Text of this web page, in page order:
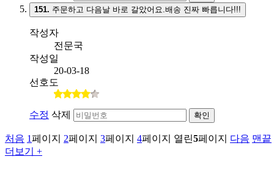
151. 주문하고 다음날 바로 갈았어요.배송 진짜 빠릅니다!!!
작성자
전문국
작성일
20-03-18
선호도
수정 삭제 확인
처음 1페이지 2페이지 3페이지 4페이지 열린5페이지 다음 맨끝
더보기 +